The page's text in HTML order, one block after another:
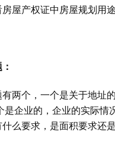
屋产权证中房屋规划用
两个，一个是关于地址
是企业的，企业的实际情
么要求，是面积要求还